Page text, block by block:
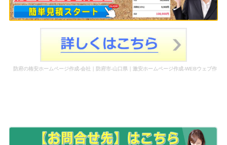
防府の格安ホームページ作成-会社｜防府市-山口県｜激安ホームページ作成-WEBウェブ作